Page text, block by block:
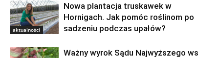
aktualności
Nowa plantacja truskawek w
Hornigach. Jak pomóc roślinom po
sadzeniu podczas upałów?
Ważny wyrok Sądu Najwyższego ws